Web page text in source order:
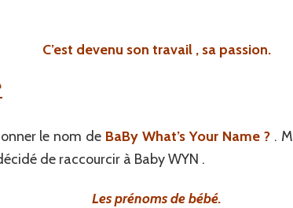
C’est devenu son travail , sa passion.
le nom de BaBy What’s Your Name ?.
de raccourcir à Baby WYN .
Les prénoms de bébé.